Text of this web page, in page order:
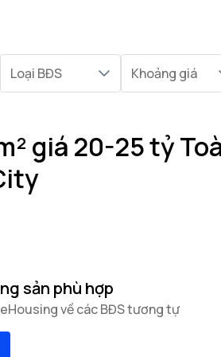
Loại BĐS Khoảng giá
giá 20-25 tỷ
sản phù hợp
về các BĐS tương tự